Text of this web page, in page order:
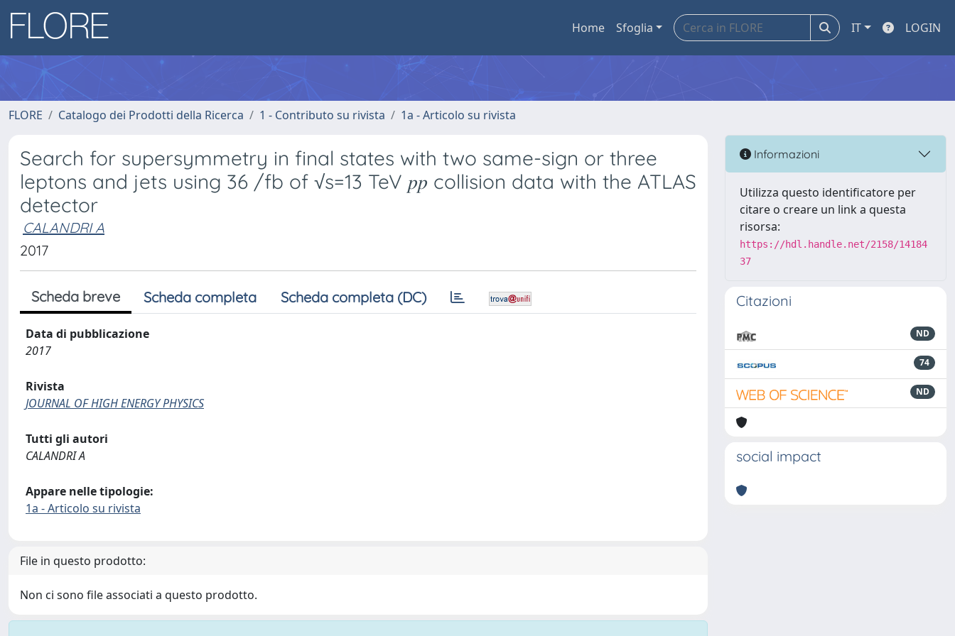
Home Sfoglia IT LOGIN
FLORE Catalogo dei Prodotti della Ricerca 1 - Contributo su rivista 1a - Articolo su rivista
Search for supersymmetry in final states with two same-sign or three
leptons and jets using 36 /fb of √s=13 TeV 𝑝𝑝 collision data with the ATLAS
detector
CALANDRI A
2017
Scheda breve Scheda completa Scheda completa (DC)
Data di pubblicazione
2017
Rivista
JOURNAL OF HIGH ENERGY PHYSICS
Tutti gli autori
CALANDRI A
Appare nelle tipologie:
1a - Articolo su rivista
File in questo prodotto:
Non ci sono file associati a questo prodotto.
Informazioni
Utilizza questo identificatore per
citare o creare un link a questa
risorsa:
https://hdl.handle.net/2158/14184
37
Citazioni
ND
74
ND
social impact